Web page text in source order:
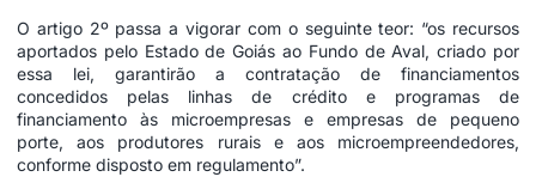
O artigo 2º passa a vigorar com o seguinte teor: “os recursos
aportados pelo Estado de Goiás ao Fundo de Aval, criado por
essa lei, garantirão a contratação de financiamentos
concedidos pelas linhas de crédito e programas de
financiamento às microempresas e empresas de pequeno
porte, aos produtores rurais e aos microempreendedores,
conforme disposto em regulamento”.